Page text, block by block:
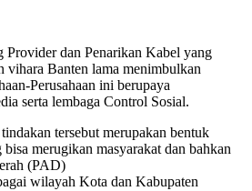
Provider dan Penarikan Kabel yang
vihara Banten lama menimbulkan
Perusahaan ini berupaya
serta lembaga Control Sosial.
tersebut merupakan bentuk
merugikan masyarakat dan bahkan
(PAD)
wilayah Kota dan Kabupaten